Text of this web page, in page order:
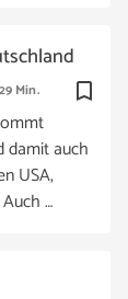
bookmark_border
Min.
damit auch
USA,
…